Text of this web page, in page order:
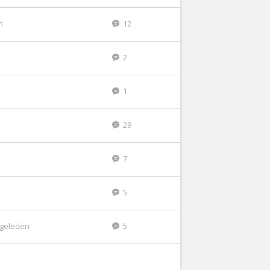
12
2
1
29
7
5
5